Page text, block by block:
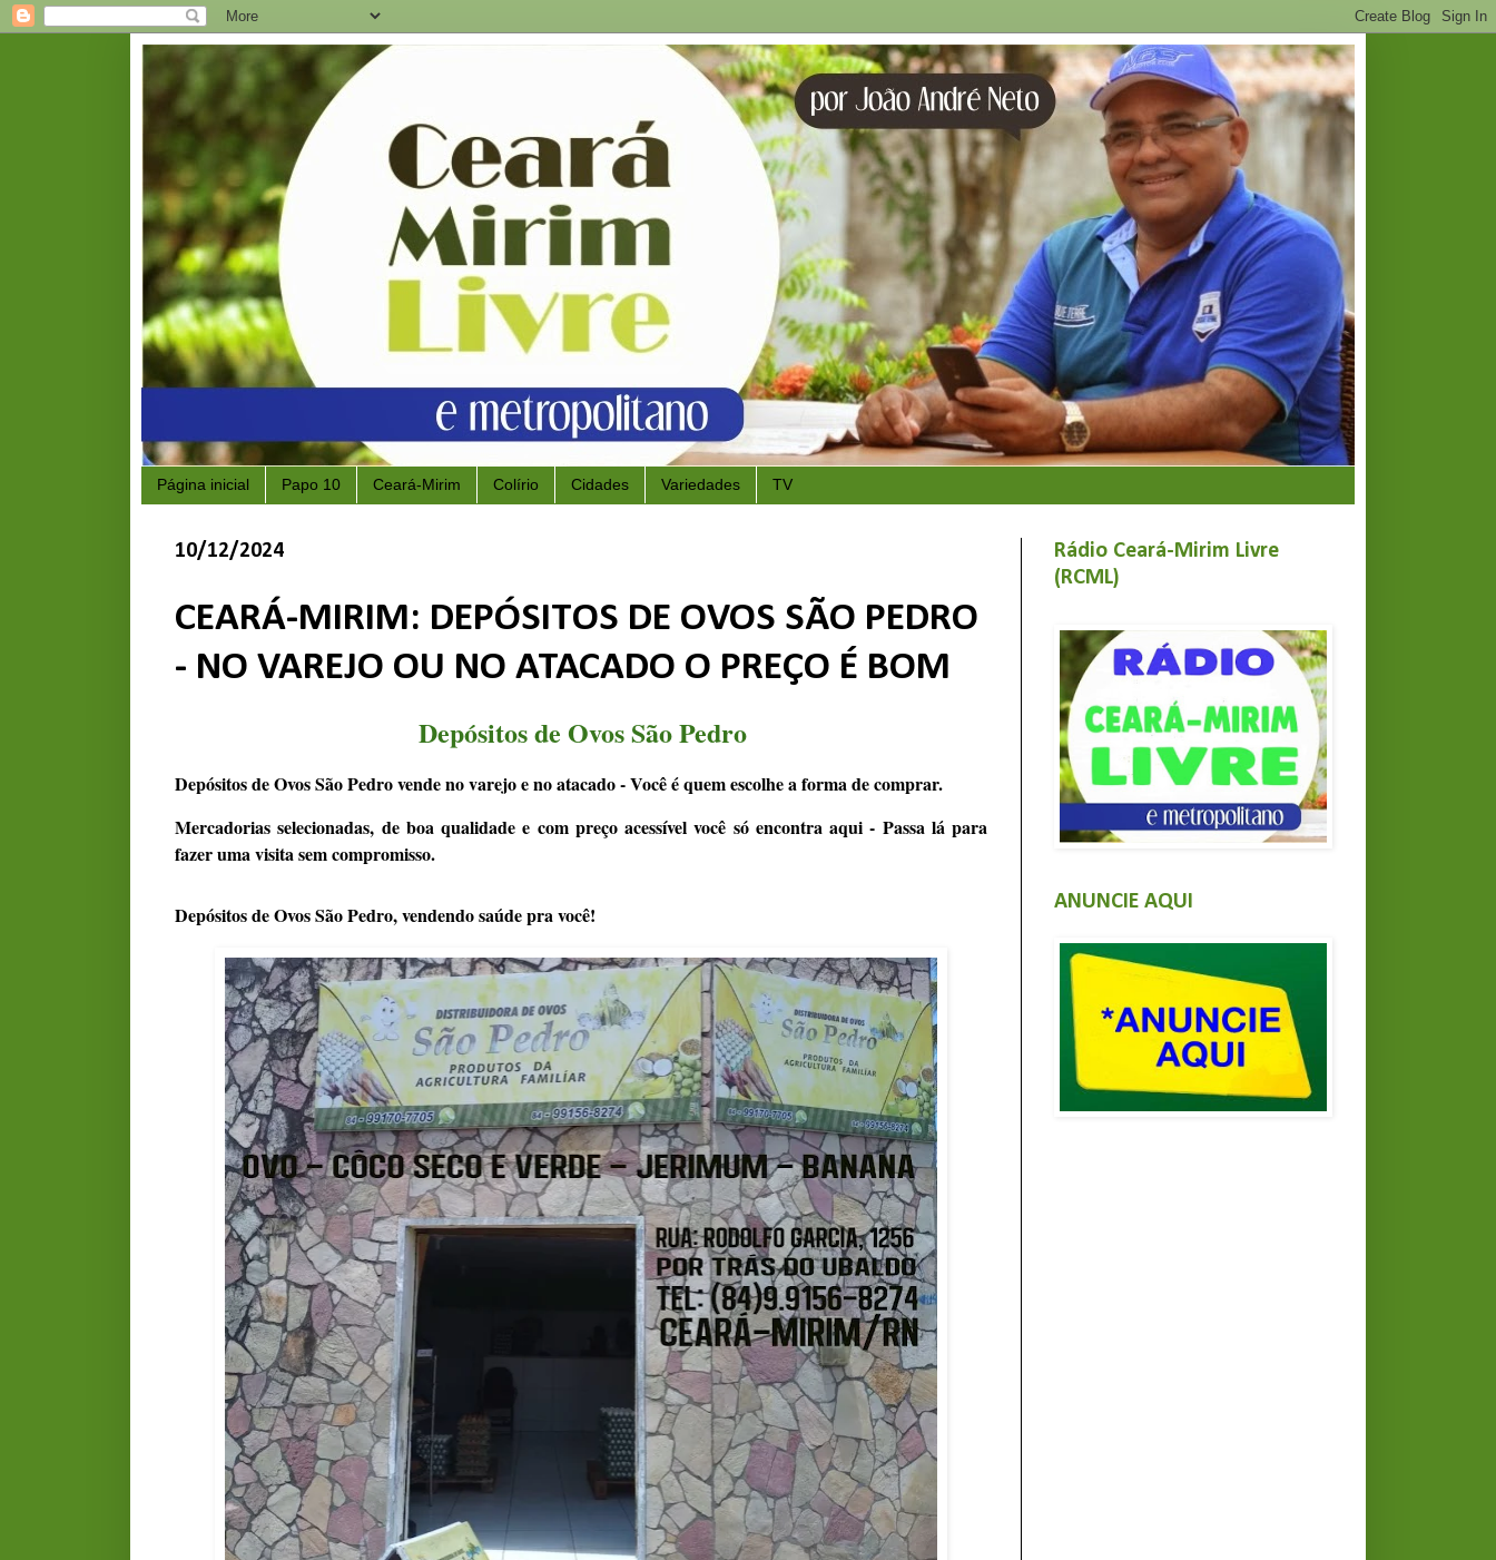
Página inicial Papo 10 Ceará-Mirim Colírio Cidades Variedades TV
10/12/2024
CEARÁ-MIRIM: DEPÓSITOS DE OVOS SÃO PEDRO
- NO VAREJO OU NO ATACADO O PREÇO É BOM
Depósitos de Ovos São Pedro
Depósitos de Ovos São Pedro vende no varejo e no atacado - Você é quem escolhe a forma de comprar.
Mercadorias selecionadas, de boa qualidade e com preço acessível você só encontra aqui - Passa lá para
fazer uma visita sem compromisso.
Depósitos de Ovos São Pedro, vendendo saúde pra você!
Rádio Ceará-Mirim Livre
(RCML)
ANUNCIE AQUI